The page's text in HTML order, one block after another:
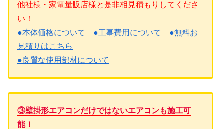
他社様・家電量販店様と是非相見積もりしてくださ
い！
●本体価格について
●工事費用について
●無料お
見積りはこちら
●良質な使用部材について
③壁掛形エアコンだけではないエアコンも施工可
能！